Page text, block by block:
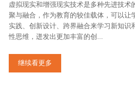
虚拟现实和增强现实技术是多种先进技术
聚与融合，作为教育的较佳载体，可以让
实践、创新设计、跨界融合来学习新知识
性思维，迸发出更加丰富的创...
继续看更多